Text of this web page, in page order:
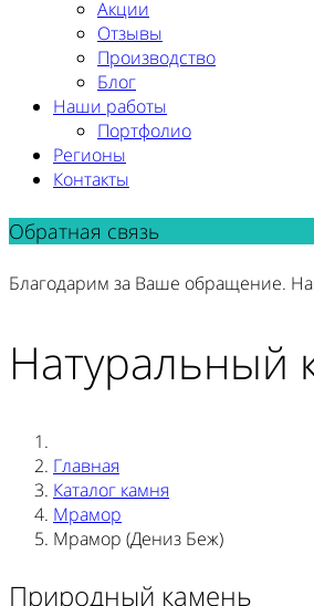
Акции
Отзывы
Производство
Блог
Наши работы
Портфолио
Регионы
Контакты
Обратная связь
Благодарим за Ваше обращение.
Натуральный
Главная
Каталог камня
Мрамор
Мрамор (Дениз Беж)
Природный камень